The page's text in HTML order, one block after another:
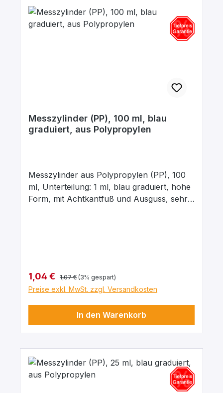
Messzylinder (PP), 100 ml, blau
graduiert, aus Polypropylen
Messzylinder aus Polypropylen (PP), 100
ml, Unterteilung: 1 ml, blau graduiert, hohe
Form, mit Achtkantfuß und Ausguss, sehr
der Toleranzgrenze.
Verkaufspreis:
1,04 € Regulärer Preis:
1,07 € (3% gespart)
Preise exkl. MwSt. zzgl. Versandkosten
In den Warenkorb